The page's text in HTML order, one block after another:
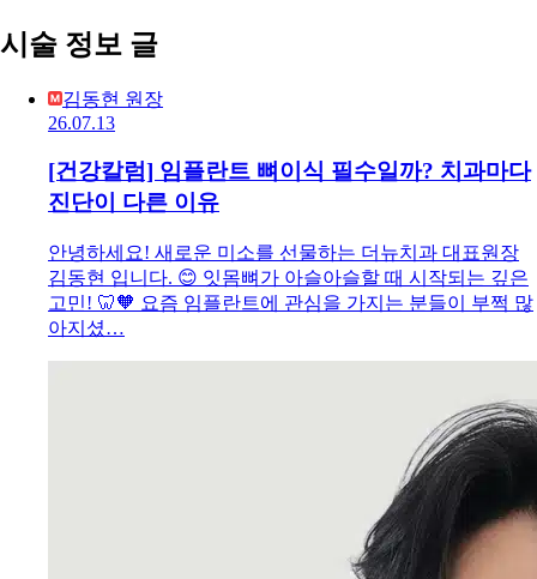
시술 정보 글
김동현 원장
26.07.13
[건강칼럼] 임플란트 뼈이식 필수일까? 치과마다
진단이 다른 이유
안녕하세요! 새로운 미소를 선물하는 더뉴치과 대표원장
김동현 입니다. 😊 잇몸뼈가 아슬아슬할 때 시작되는 깊은
고민! 🦷🧡 요즘 임플란트에 관심을 가지는 분들이 부쩍 많
아지셨…